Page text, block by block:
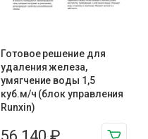
Готовое решение для
удаления железа,
умягчение воды 1,5
куб.м/ч (блок управления
Runxin)